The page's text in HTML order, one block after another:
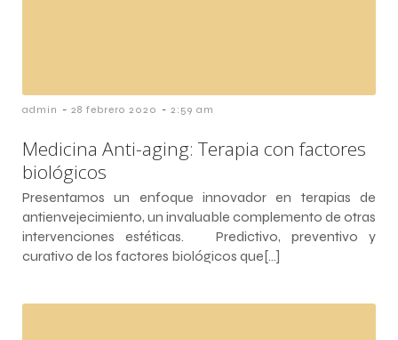
admin - 28 febrero 2020 - 2:59 am
Medicina Anti-aging: Terapia con factores
biológicos
Presentamos un enfoque innovador en terapias de
antienvejecimiento, un invaluable complemento de otras
intervenciones estéticas. Predictivo, preventivo y
curativo de los factores biológicos que[…]